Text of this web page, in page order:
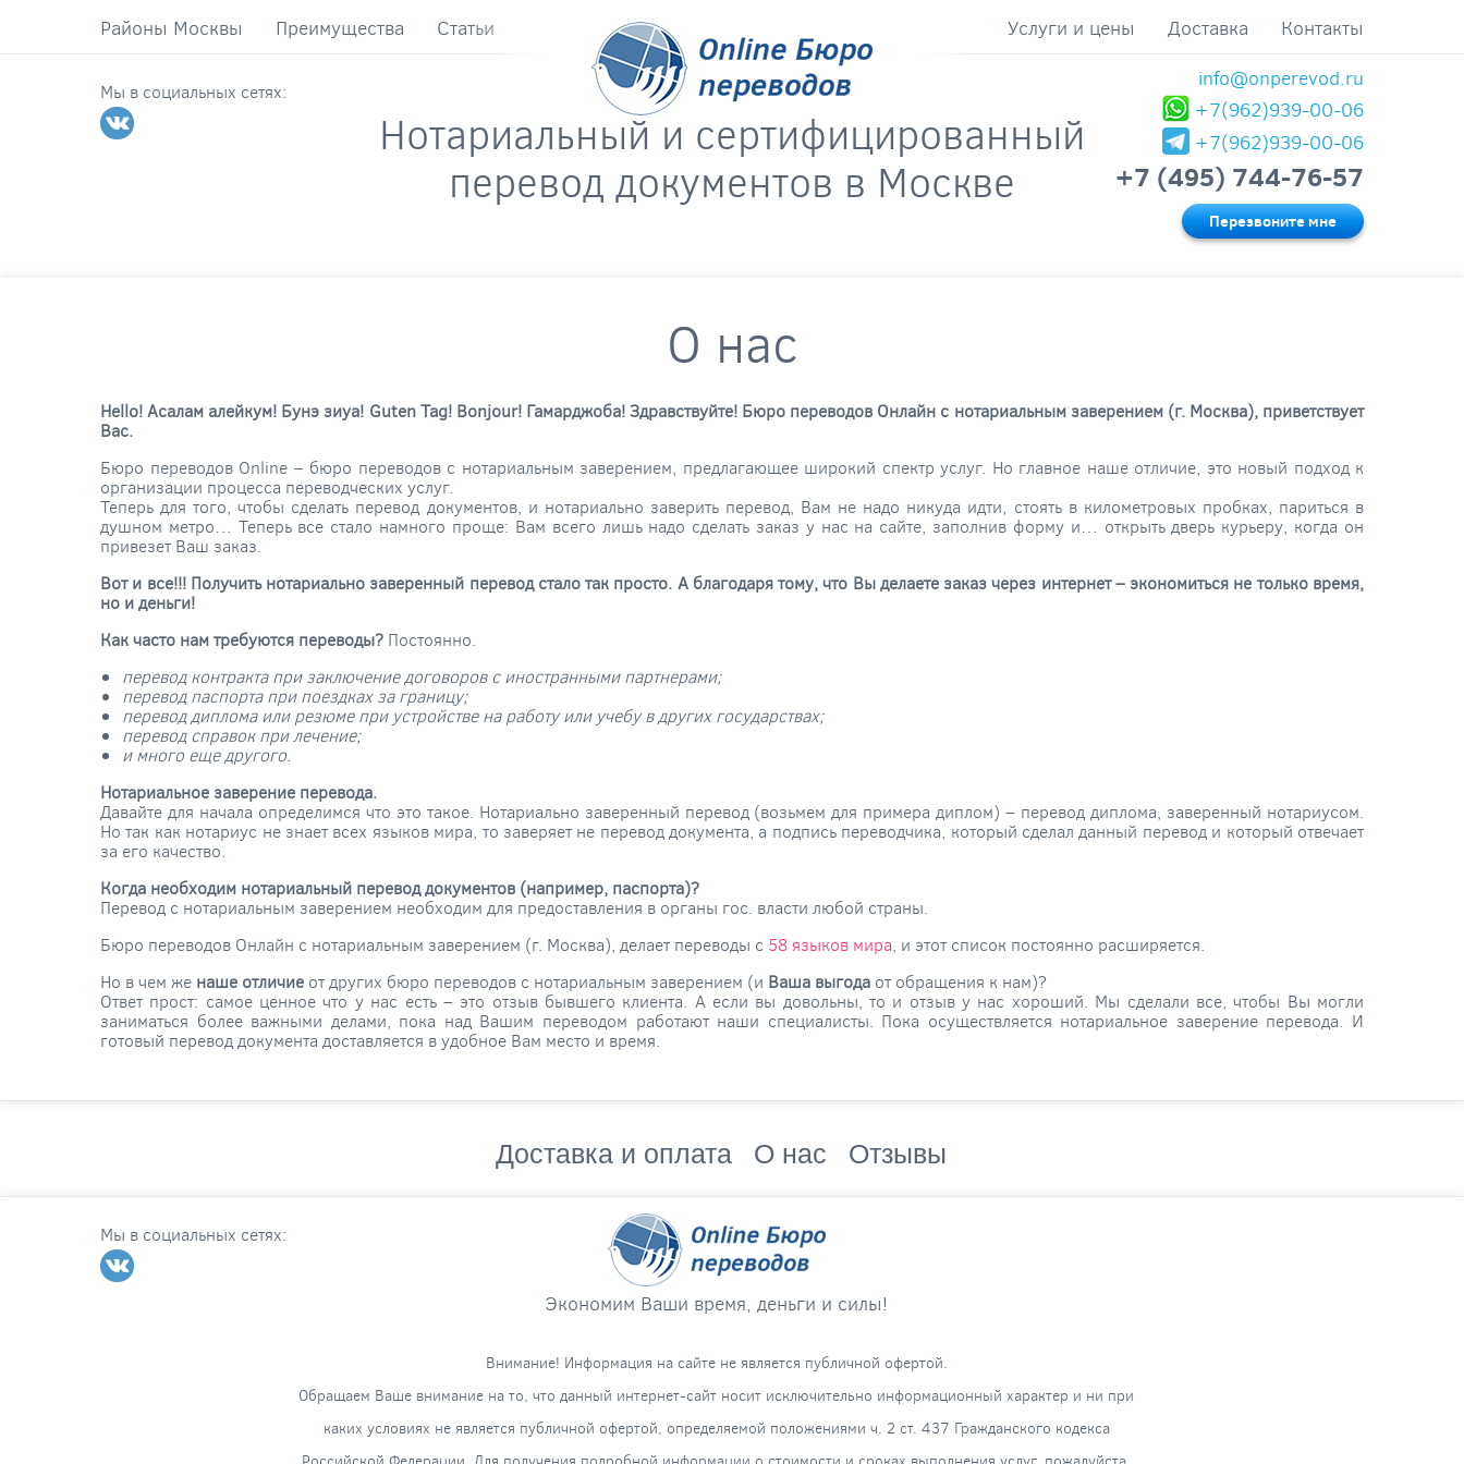
Районы Москвы Преимущества Статьи Контакты
Доставка
Услуги и цены
Мы в социальных сетях:
info@onperevod.ru
+7(962)939-00-06
+7(962)939-00-06
+7 (495) 744-76-57
Перезвоните мне
Нотариальный и сертифицированный
перевод документов в Москве
О нас
Нello! Асалам алейкум! Бунэ зиуа! Guten Tag! Bonjour! Гамарджоба! Здравствуйте! Бюро переводов Онлайн с нотариальным заверением (г. Москва), приветствует
Вас.
Бюро переводов Online – бюро переводов с нотариальным заверением, предлагающее широкий спектр услуг. Но главное наше отличие, это новый подход к
организации процесса переводческих услуг.
Теперь для того, чтобы сделать перевод документов, и нотариально заверить перевод, Вам не надо никуда идти, стоять в километровых пробках, париться в
душном метро… Теперь все стало намного проще: Вам всего лишь надо сделать заказ у нас на сайте, заполнив форму и… открыть дверь курьеру, когда он
привезет Ваш заказ.
Вот и все!!! Получить нотариально заверенный перевод стало так просто. А благодаря тому, что Вы делаете заказ через интернет – экономиться не только время,
но и деньги!
Как часто нам требуются переводы? Постоянно.
перевод контракта при заключение договоров с иностранными партнерами;
перевод паспорта при поездках за границу;
перевод диплома или резюме при устройстве на работу или учебу в других государствах;
перевод справок при лечение;
и много еще другого.
Нотариальное заверение перевода.
Давайте для начала определимся что это такое. Нотариально заверенный перевод (возьмем для примера диплом) – перевод диплома, заверенный нотариусом.
Но так как нотариус не знает всех языков мира, то заверяет не перевод документа, а подпись переводчика, который сделал данный перевод и который отвечает
за его качество.
Когда необходим нотариальный перевод документов (например, паспорта)?
Перевод с нотариальным заверением необходим для предоставления в органы гос. власти любой страны.
Бюро переводов Онлайн с нотариальным заверением (г. Москва), делает переводы с 58 языков мира , и этот список постоянно расширяется.
Но в чем же наше отличие от других бюро переводов с нотариальным заверением (и Ваша выгода от обращения к нам)?
Ответ прост: самое ценное что у нас есть – это отзыв бывшего клиента. А если вы довольны, то и отзыв у нас хороший. Мы сделали все, чтобы Вы могли
заниматься более важными делами, пока над Вашим переводом работают наши специалисты. Пока осуществляется нотариальное заверение перевода. И
готовый перевод документа доставляется в удобное Вам место и время.
Доставка и оплата О нас Отзывы
Мы в социальных сетях:
Экономим Ваши время, деньги и силы!
Внимание! Информация на сайте не является публичной офертой.
Обращаем Ваше внимание на то, что данный интернет-сайт носит исключительно информационный характер и ни при
каких условиях не является публичной офертой, определяемой положениями ч. 2 ст. 437 Гражданского кодекса
Российской Федерации. Для получения подробной информации о стоимости и сроках выполнения услуг, пожалуйста,